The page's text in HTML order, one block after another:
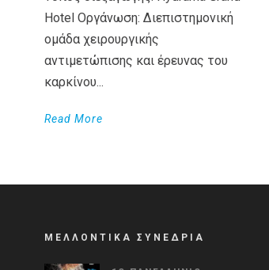
Hotel Οργάνωση: Διεπιστημονική
ομάδα χειρουργικής
αντιμετώπισης και έρευνας του
καρκίνου...
Read More
ΜΕΛΛΟΝΤΙΚΑ ΣΥΝΕΔΡΙΑ